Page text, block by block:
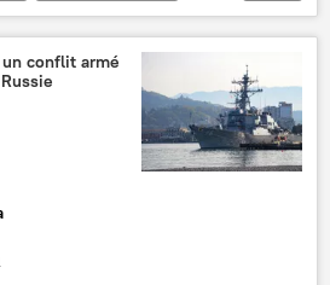
tests
conflit armé